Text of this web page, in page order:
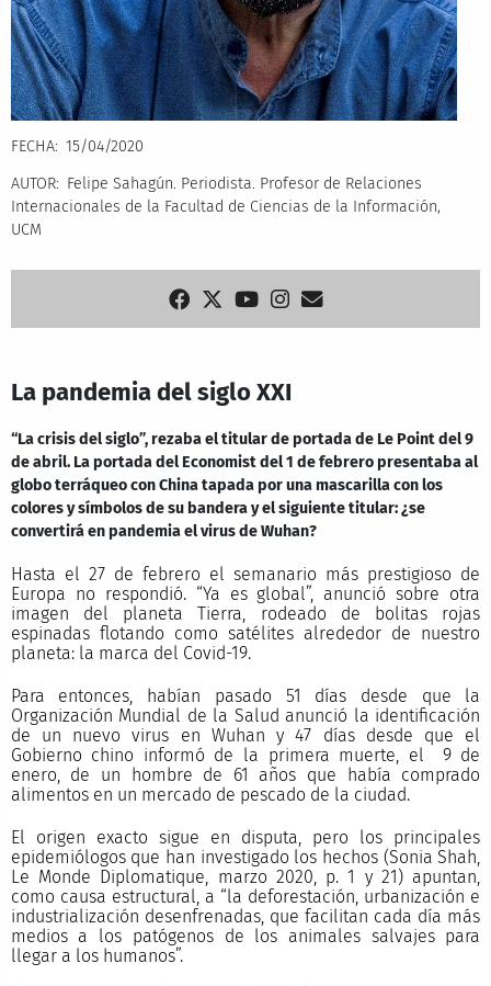
FECHA
15/04/2020
AUTOR
Felipe Sahagún. Periodista. Profesor de Relaciones
Internacionales de la Facultad de Ciencias de la Información,
UCM
La pandemia del siglo XXI
“La crisis del siglo”, rezaba el titular de portada de Le Point del 9
de abril. La portada del Economist del 1 de febrero presentaba al
globo terráqueo con China tapada por una mascarilla con los
colores y símbolos de su bandera y el siguiente titular: ¿se
convertirá en pandemia el virus de Wuhan?
Hasta el 27 de febrero el semanario más prestigioso de
Europa no respondió. “Ya es global”, anunció sobre otra
imagen del planeta Tierra, rodeado de bolitas rojas
espinadas flotando como satélites alrededor de nuestro
planeta: la marca del Covid-19.
Para entonces, habían pasado 51 días desde que la
Organización Mundial de la Salud anunció la identificación
de un nuevo virus en Wuhan y 47 días desde que el
Gobierno chino informó de la primera muerte, el 9 de
enero, de un hombre de 61 años que había comprado
alimentos en un mercado de pescado de la ciudad.
El origen exacto sigue en disputa, pero los principales
epidemiólogos que han investigado los hechos (Sonia Shah,
Le Monde Diplomatique, marzo 2020, p. 1 y 21) apuntan,
como causa estructural, a “la deforestación, urbanización e
industrialización desenfrenadas, que facilitan cada día más
medios a los patógenos de los animales salvajes para
llegar a los humanos”.